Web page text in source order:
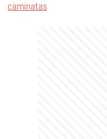
caminatas